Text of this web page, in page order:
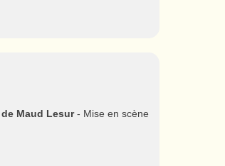
de Maud Lesur- Mise en scène